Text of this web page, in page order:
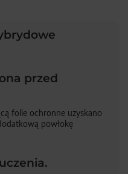
przed
folie ochronne uzyskano
powłokę